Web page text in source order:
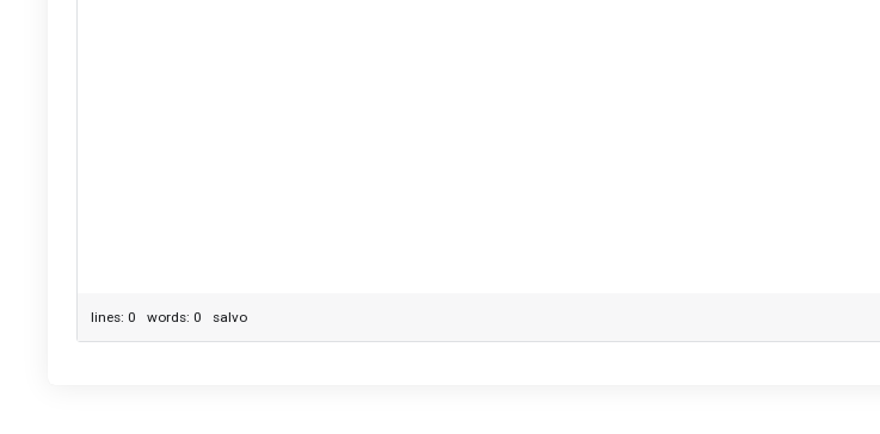
lines: 0 words: 0 salvo